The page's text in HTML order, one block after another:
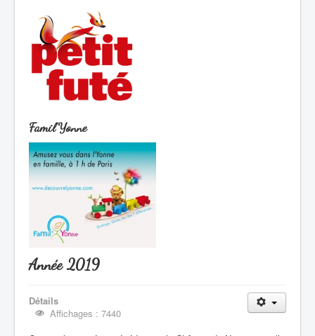
Famil'Yonne
Année 2019
Détails
Affichages : 7440